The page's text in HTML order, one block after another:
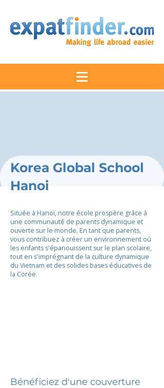
Korea Global School
Hanoi
Située à Hanoï, notre école prospère grâce à
une communauté de parents dynamique et
ouverte sur le monde. En tant que parents,
vous contribuez à créer un environnement où
les enfants s'épanouissent sur le plan scolaire,
tout en s'imprégnant de la culture dynamique
du Vietnam et des solides bases éducatives de
la Corée.
Bénéficiez d'une couverture